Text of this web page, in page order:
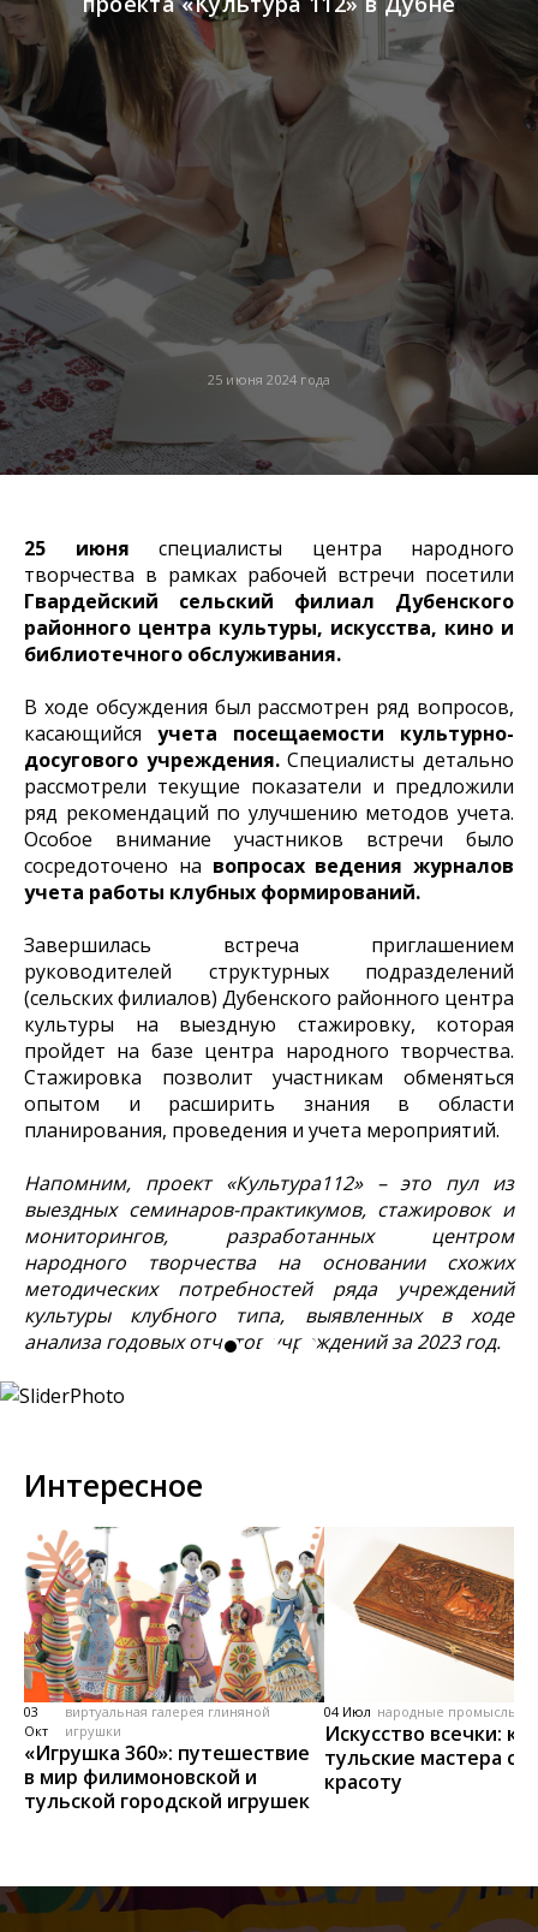
25 июня 2024 года
25 июня специалисты центра народного
творчества в рамках рабочей встречи посетили
Гвардейский сельский филиал Дубенского
районного центра культуры, искусства, кино и
библиотечного обслуживания.
В ходе обсуждения был рассмотрен ряд вопросов,
касающийся учета посещаемости культурно-
досугового учреждения.Специалисты детально
рассмотрели текущие показатели и предложили
ряд рекомендаций по улучшению методов учета.
Особое внимание участников встречи было
сосредоточено на вопросах ведения журналов
учета работы клубных формирований.
Завершилась встреча приглашением
руководителей структурных подразделений
(сельских филиалов) Дубенского районного центра
культуры на выездную стажировку, которая
пройдет на базе центра народного творчества.
Стажировка позволит участникам обменяться
опытом и расширить знания в области
планирования, проведения и учета мероприятий.
Напомним, проект «Культура112» – это пул из
выездных семинаров-практикумов, стажировок и
мониторингов, разработанных центром
народного творчества на основании схожих
методических потребностей ряда учреждений
культуры клубного типа, выявленных в ходе
анализа годовых отчетов учреждений за 2023 год.
Интересное
03
Окт
виртуальная галерея глиняной
игрушки
«Игрушка 360»: путешествие
в мир филимоновской и
тульской городской игрушек
04 Июл народные промыслы,
Искусство всечки: как
тульские мастера
красоту